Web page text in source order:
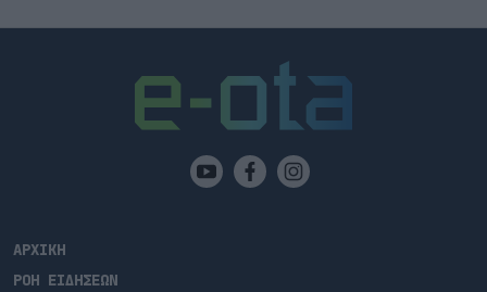
ΑΡΧΙΚΗ
ΡΟΗ ΕΙΔΗΣΕΩΝ